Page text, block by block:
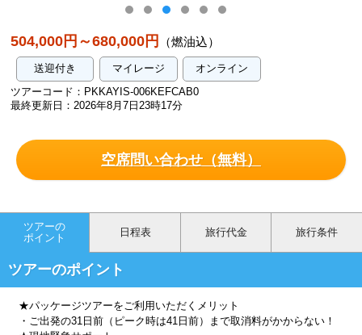
504,000円～680,000円 （燃油込）
送迎付き マイレージ
オンライン
ツアーコード：PKKAYIS-006KEFCAB0
最終更新日：2026年8月7日23時17分
空席問い合わせ（無料）
ツアーの
ポイント
日程表 旅行代金 旅行条件
ツアーのポイント
★パッケージツアーをご利用いただくメリット
・ご出発の31日前（ピーク時は41日前）まで取消料がかからない！